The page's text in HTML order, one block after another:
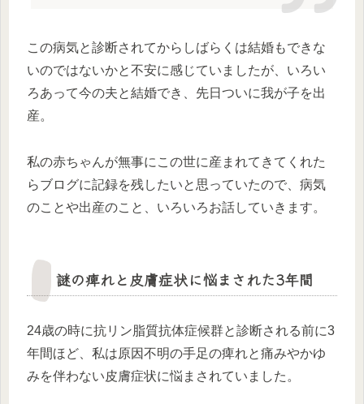
この病気と診断されてからしばらくは結婚もできな
いのではないかと不安に感じていましたが、いろい
ろあって今の夫と結婚でき、先日ついに我が子を出
産。
私の赤ちゃんが無事にこの世に産まれてきてくれた
らブログに記録を残したいと思っていたので、病気
のことや出産のこと、いろいろお話していきます。
謎の痺れと皮膚症状に悩まされた3年間
24歳の時に抗リン脂質抗体症候群と診断される前に3
年間ほど、私は原因不明の手足の痺れと痛みやかゆ
みを伴わない皮膚症状に悩まされていました。